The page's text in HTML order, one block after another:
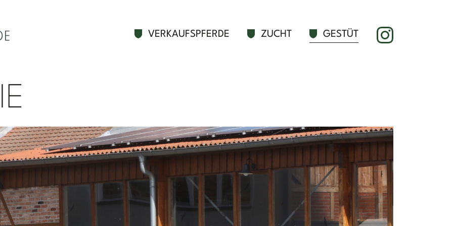
HAUPTNAVIGATION
VERKAUFSPFERDE ZUCHT GESTÜT Social Media
Bild